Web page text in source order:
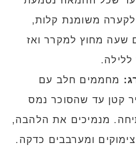
משומנת קלות,
שעה מחוץ למקרר ואז
מחממים חלב עם
קטן עד שהסוכר נמס
מנמיכים את הלהבה,
ומערבבים כדקה.